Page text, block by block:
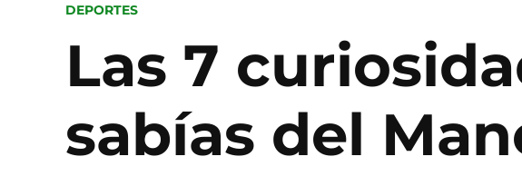
POSTED
DEPORTES
Las 7
sabías del